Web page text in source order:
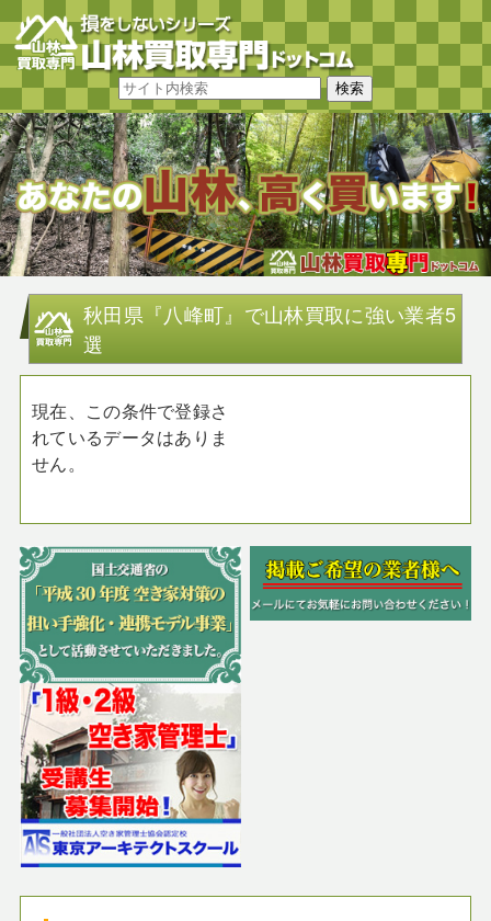
秋田県『八峰町』で山林買取に強い業者5
選
現在、この条件で登録さ
れているデータはありま
せん。